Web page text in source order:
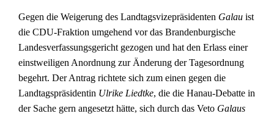
Gegen die Weigerung des Landtagsvizepräsidenten Galauist
die CDU-Fraktion umgehend vor das Brandenburgische
Landesverfassungsgericht gezogen und hat den Erlass einer
einstweiligen Anordnung zur Änderung der Tagesordnung
begehrt. Der Antrag richtete sich zum einen gegen die
Landtagspräsidentin Ulrike Liedtke, die die Hanau-Debatte in
der Sache gern angesetzt hätte, sich durch das Veto Galaus